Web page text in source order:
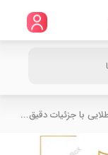
با جزئیات دقیق...